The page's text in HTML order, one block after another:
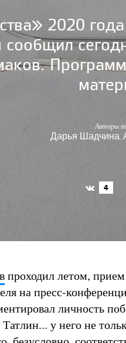
2020
Авторы
Дарья Шадчина
4
проходил летом,
на пресс-
личность
у него не